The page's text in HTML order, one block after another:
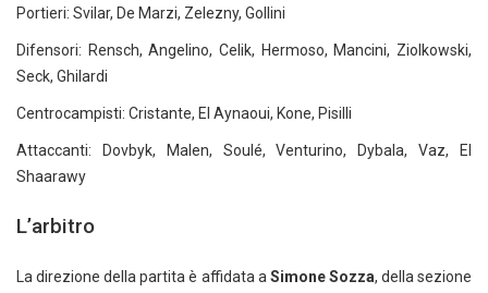
Portieri: Svilar, De Marzi, Zelezny, Gollini
Difensori: Rensch, Angelino, Celik, Hermoso, Mancini, Ziolkowski,
Seck, Ghilardi
Centrocampisti: Cristante, El Aynaoui, Kone, Pisilli
Attaccanti: Dovbyk, Malen, Soulé, Venturino, Dybala, Vaz, El
Shaarawy
L’arbitro
La direzione della partita è affidata a Simone Sozza, della sezione